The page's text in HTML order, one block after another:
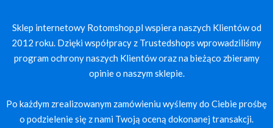
Sklep internetowy Rotomshop.pl wspiera naszych Klientów od
2012 roku. Dzięki współpracy z Trustedshops wprowadziliśmy
program ochrony naszych Klientów oraz na bieżąco zbieramy
opinie o naszym sklepie.
Po każdym zrealizowanym zamówieniu wyślemy do Ciebie prośbę
o podzielenie się z nami Twoją oceną dokonanej transakcji.